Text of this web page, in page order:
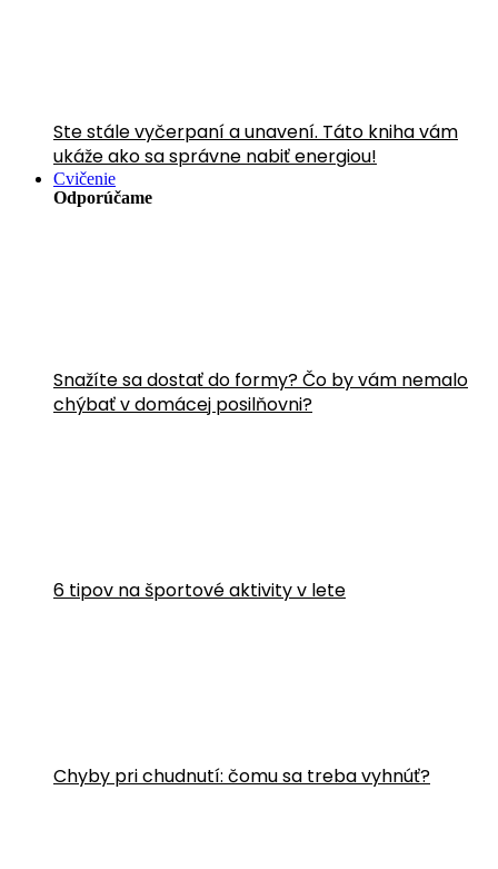
Ste stále vyčerpaní a unavení. Táto kniha vám
ukáže ako sa správne nabiť energiou!
Cvičenie
Odporúčame
Snažíte sa dostať do formy? Čo by vám nemalo
chýbať v domácej posilňovni?
6 tipov na športové aktivity v lete
Chyby pri chudnutí: čomu sa treba vyhnúť?